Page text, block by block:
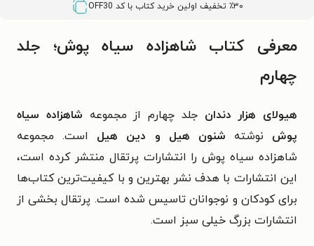
٪۳۰ تخفیف اولین خرید کتاب با کد OFF30
معرفی کتاب شاهزاده سیاه پوش؛ جلد
چهارم
هیولای هزار دندان جلد چهارم از مجموعه شاهزاده سیاه
پوش نوشته شنون هیل و دین هیل است. مجموعه
شاهزاده سیاه پوش را انتشارات پرتقال منتشر کرده است،
این انتشارات با هدف نشر بهترین و با کیفیت‌ترین کتاب‌ها
برای کودکان و نوجوانان تاسیس شده است. پرتقال بخشی از
انتشارات بزرگ خیلی سبز است.